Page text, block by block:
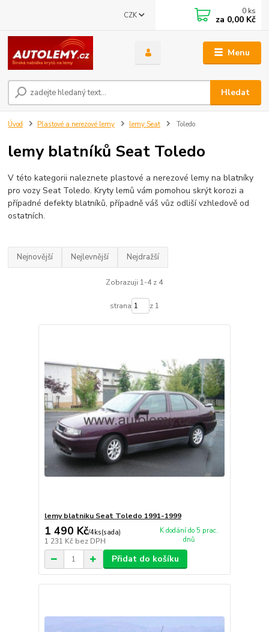
Menu
CZK
Hledat
0 ks
za 0,00 Kč
Úvod Plastové a nerezové lemy lemy Seat Toledo
lemy blatníků Seat Toledo
V této kategorii naleznete plastové a nerezové lemy na blatníky
pro vozy Seat Toledo. Kryty lemů vám pomohou skrýt korozi a
případné defekty blatníků, případně váš vůz odliší vzhledově od
ostatních.
Nejnovější Nejlevnější Nejdražší
Zobrazuji 1-4 z 4
strana z 1
lemy blatniku Seat Toledo 1991-1999
1 490 Kč/4ks(sada)
1 231 Kč bez DPH
K dodání do 5 prac.
dnů
Přidat do košíku